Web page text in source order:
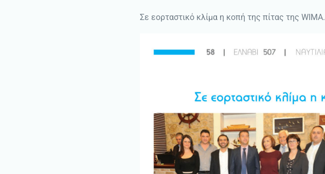
Σε εορταστικό κλίμα η κοπή της πίτας της WIMA.